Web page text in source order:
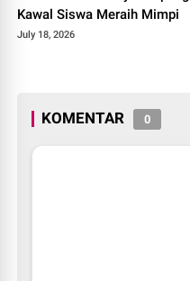
Kawal Siswa Meraih Mimpi
July 18, 2026
KOMENTAR 0